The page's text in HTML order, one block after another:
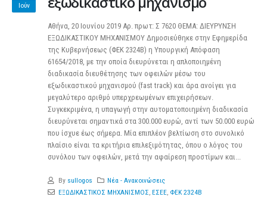
Ιούν
Αθήνα, 20 Ιουνίου 2019 Αρ. πρωτ: Σ 7620 ΘΕΜΑ: ΔΙΕΥΡΥΝΣΗ
ΕΞΩΔΙΚΑΣΤΙΚΟΥ ΜΗΧΑΝΙΣΜΟΥ Δημοσιεύθηκε στην Εφημερίδα
της Κυβερνήσεως (ΦΕΚ 2324B) η Υπουργική Απόφαση
61654/2018, με την οποία διευρύνεται η απλοποιημένη
διαδικασία διευθέτησης των οφειλών μέσω του
εξωδικαστικού μηχανισμού (fast track) και άρα ανοίγει για
μεγαλύτερο αριθμό υπερχρεωμένων επιχειρήσεων.
Συγκεκριμένα, η υπαγωγή στην αυτοματοποιημένη διαδικασία
διευρύνεται σημαντικά στα 300.000 ευρώ, αντί των 50.000 ευρώ
που ίσχυε έως σήμερα. Μία επιπλέον βελτίωση στο συνολικό
πλαίσιο είναι τα κριτήρια επιλεξιμότητας, όπου ο λόγος του
συνόλου των οφειλών, μετά την αφαίρεση προστίμων και...
By sullogos
Νέα - Ανακοινώσεις
ΕΞΩΔΙΚΑΣΤΙΚΟΣ ΜΗΧΑΝΙΣΜΟΣ ΕΣΕΕ, ΦΕΚ 2324B